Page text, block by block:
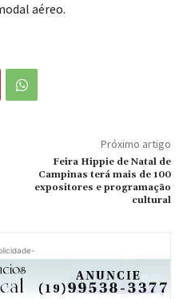
aéreo.
Próximo artigo
Feira Hippie de Natal de
Campinas terá mais de 100
expositores e programação
cultural